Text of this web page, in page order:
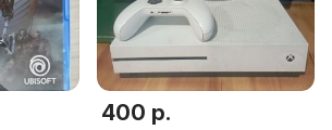
400 р.